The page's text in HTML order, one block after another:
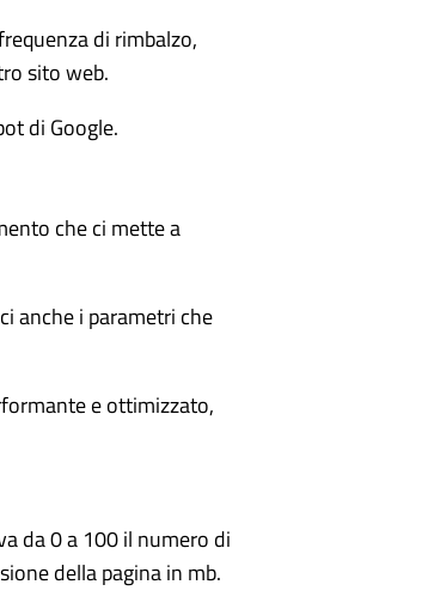
di rimbalzo,
sito web.
di Google.
che ci mette a
anche i parametri che
e ottimizzato,
da 0 a 100 il numero di
della pagina in mb.